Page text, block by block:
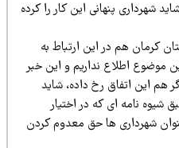
پنهانی این کار را کرده
هم در این ارتباط به
اطلاع نداریم و این خبر
اتفاق رخ داده، شاید
نامه ای که در اختیار
ها حق معدوم کردن